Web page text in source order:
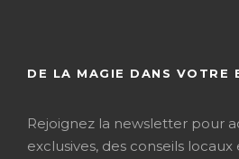
DE LA MAGIE DANS VOTRE
Rejoignez la newsletter pour
exclusives, des conseils